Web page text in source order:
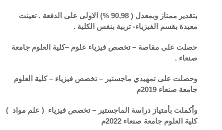
بتقدير ممتاز وبمعدل ( 90,98 %) الاولى على الدفعة . تعينت
معيدة بقسم الفيزياء- تربية بنفس الكلية .
حصلت على مقاصة – تخصص فيزياء علوم –كلية العلوم جامعة
صنعاء .
وحصلت على تمهيدي ماجستير – تخصص فيزياء – كلية العلوم
جامعة صنعاء 2019م
وأكملت بأمتياز دراسة الماجستير – تخصص فيزياء ( علم مواد )
كلية العلوم جامعة صنعاء 2022م